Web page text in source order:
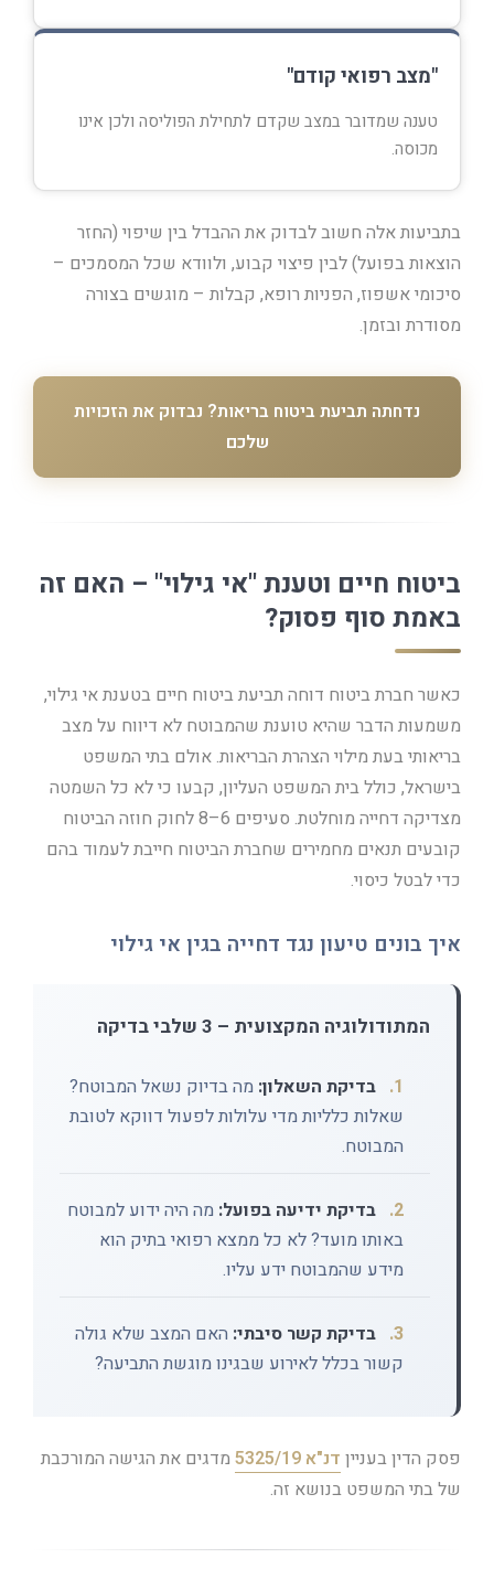
"מצב רפואי קודם"
טענה שמדובר במצב שקדם לתחילת הפוליסה ולכן אינו
מכוסה.
בתביעות אלה חשוב לבדוק את ההבדל בין שיפוי (החזר
הוצאות בפועל) לבין פיצוי קבוע, ולוודא שכל המסמכים –
סיכומי אשפוז, הפניות רופא, קבלות – מוגשים בצורה
מסודרת ובזמן.
נדחתה תביעת ביטוח בריאות? נבדוק את הזכויות
שלכם
ביטוח חיים וטענת "אי גילוי" – האם זה
באמת סוף פסוק?
כאשר חברת ביטוח דוחה תביעת ביטוח חיים בטענת אי גילוי,
משמעות הדבר שהיא טוענת שהמבוטח לא דיווח על מצב
בריאותי בעת מילוי הצהרת הבריאות. אולם בתי המשפט
בישראל, כולל בית המשפט העליון, קבעו כי לא כל השמטה
מצדיקה דחייה מוחלטת. סעיפים 6–8 לחוק חוזה הביטוח
קובעים תנאים מחמירים שחברת הביטוח חייבת לעמוד בהם
כדי לבטל כיסוי.
איך בונים טיעון נגד דחייה בגין אי גילוי
המתודולוגיה המקצועית – 3 שלבי בדיקה
1. בדיקת השאלון: מה בדיוק נשאל המבוטח?
שאלות כלליות מדי עלולות לפעול דווקא לטובת
המבוטח.
2. בדיקת ידיעה בפועל: מה היה ידוע למבוטח
באותו מועד? לא כל ממצא רפואי בתיק הוא
מידע שהמבוטח ידע עליו.
3. בדיקת קשר סיבתי: האם המצב שלא גולה
קשור בכלל לאירוע שבגינו מוגשת התביעה?
פסק הדין בעניין דנ"א 5325/19
מדגים את הגישה המורכבת
של בתי המשפט בנושא זה.